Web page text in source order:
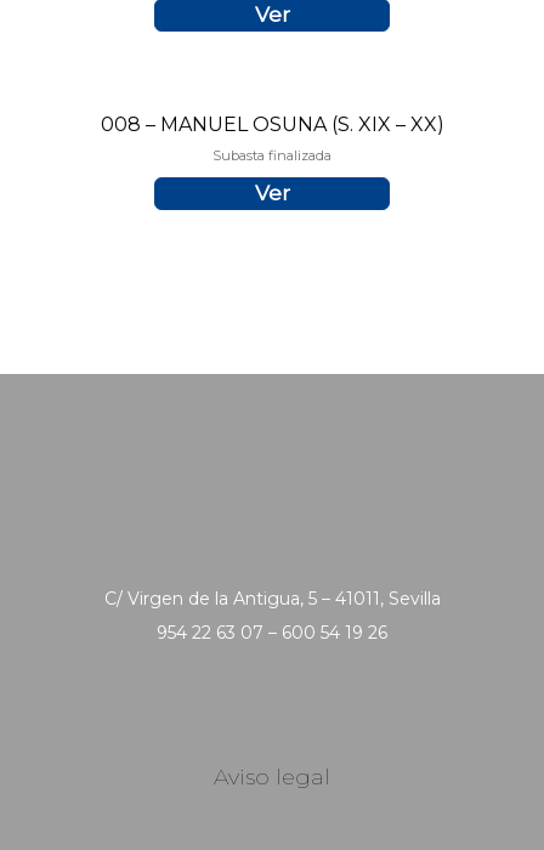
Ver
008 – MANUEL OSUNA (S. XIX – XX)
Subasta finalizada
Ver
C/ Virgen de la Antigua, 5 – 41011, Sevilla
954 22 63 07 – 600 54 19 26
Aviso legal